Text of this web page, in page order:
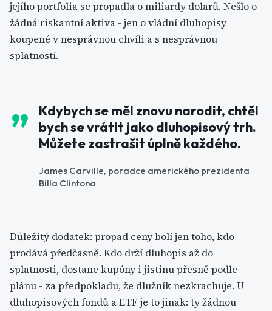
jejího portfolia se propadla o miliardy dolarů. Nešlo o
žádná riskantní aktiva - jen o vládní dluhopisy
koupené v nesprávnou chvíli a s nesprávnou
splatností.
Kdybych se měl znovu narodit, chtěl
bych se vrátit jako dluhopisový trh.
Můžete zastrašit úplně každého.
James Carville, poradce amerického prezidenta
Billa Clintona
Důležitý dodatek: propad ceny bolí jen toho, kdo
prodává předčasně. Kdo drží dluhopis až do
splatnosti, dostane kupóny i jistinu přesně podle
plánu - za předpokladu, že dlužník nezkrachuje. U
dluhopisových fondů a ETF je to jinak: ty žádnou